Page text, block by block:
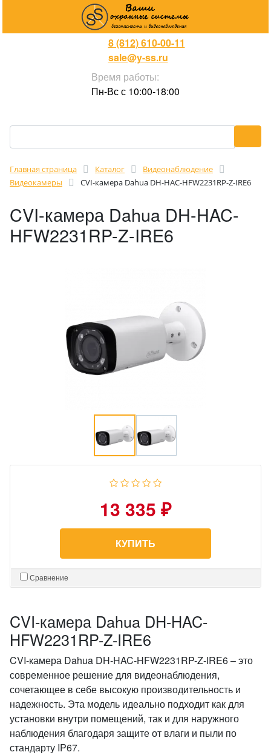
8 (812) 610-00-11
sale@y-ss.ru
Время работы:
Пн-Вс с 10:00-18:00
Главная страница Каталог
Видеонаблюдение
Видеокамеры
CVI-камера Dahua DH-HAC-HFW2231RP-Z-IRE6
CVI-камера Dahua DH-HAC-
HFW2231RP-Z-IRE6
13 335 ₽
КУПИТЬ
Сравнение
CVI-камера Dahua DH-HAC-
HFW2231RP-Z-IRE6
CVI-камера Dahua DH-HAC-HFW2231RP-Z-IRE6 – это
современное решение для видеонаблюдения,
сочетающее в себе высокую производительность и
надежность. Эта модель идеально подходит как для
установки внутри помещений, так и для наружного
наблюдения благодаря защите от влаги и пыли по
стандарту IP67.